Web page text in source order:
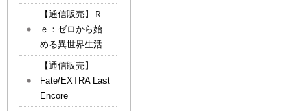
【通信販売】Ｒ
ｅ：ゼロから始
める異世界生活
【通信販売】
Fate/EXTRA Last
Encore